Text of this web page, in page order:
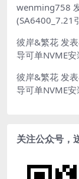
wenming758
(SA6400_7.21
彼岸&繁花 发
导可单NVME安
彼岸&繁花 发
导可单NVME安
关注公众号，